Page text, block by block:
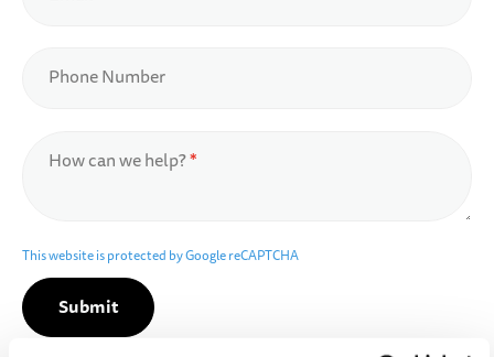
Phone Number
How can we help?
This website is protected by Google reCAPTCHA
Submit